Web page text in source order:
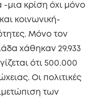
-μια κρίση όχι μόνο
κοινωνική-
Μόνο τον
χάθηκαν 29.933
ότι 500.000
Οι πολιτικές
των